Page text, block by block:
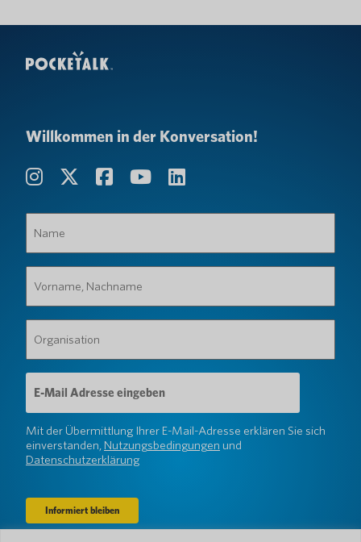
Willkommen in der Konversation!
(erforderlich)
Nachname
(erforderlich)
(erforderlich)
Mail-
Adresse
(erforderlich)
Mit der Übermittlung Ihrer E-Mail-Adresse erklären Sie sich
einverstanden, Nutzungsbedingungen und
Datenschutzerklärung